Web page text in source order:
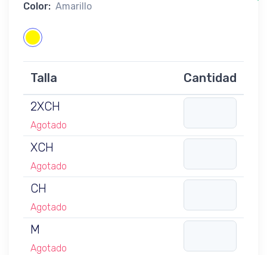
Color: Amarillo
Talla
Cantidad
2XCH
Agotado
XCH
Agotado
CH
Agotado
M
Agotado